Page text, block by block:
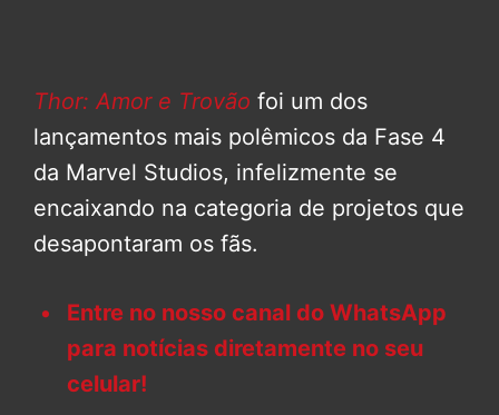
Thor: Amor e Trovão foi um dos
lançamentos mais polêmicos da Fase 4
da Marvel Studios, infelizmente se
encaixando na categoria de projetos que
desapontaram os fãs.
Entre no nosso canal do WhatsApp
para notícias diretamente no seu
celular!